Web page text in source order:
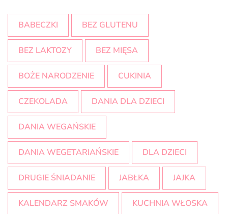
BABECZKI BEZ GLUTENU
BEZ LAKTOZY BEZ MIĘSA
BOŻE NARODZENIE CUKINIA
CZEKOLADA DANIA DLA DZIECI
DANIA WEGAŃSKIE
DANIA WEGETARIAŃSKIE DLA DZIECI
DRUGIE ŚNIADANIE JABŁKA JAJKA
KALENDARZ SMAKÓW KUCHNIA WŁOSKA